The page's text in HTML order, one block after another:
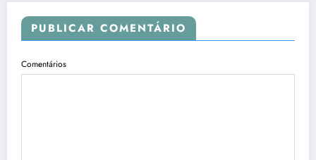
PUBLICAR COMENTÁRIO
Comentários